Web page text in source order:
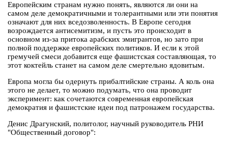
Европейским странам нужно понять, являются ли они на
самом деле демократичными и толерантными или эти понятия
означают для них вседозволенность. В Европе сегодня
возрождается антисемитизм, и пусть это происходит в
основном из-за притока арабских эмигрантов, но зато при
полной поддержке европейских политиков. И если к этой
гремучей смеси добавится еще фашистская составляющая, то
этот коктейль станет на самом деле смертельно ядовитым.
Европа могла бы одернуть прибалтийские страны. А коль она
этого не делает, то можно подумать, что она проводит
эксперимент: как сочетаются современная европейская
демократия и фашистские идеи под патронажем государства.
Денис Драгунский, политолог, научный руководитель РНИ
"Общественный договор":